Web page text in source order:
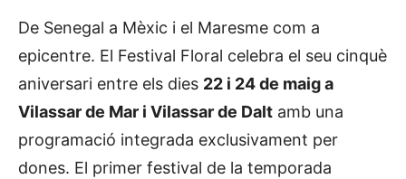
De Senegal a Mèxic i el Maresme com a
epicentre. El Festival Floral celebra el seu cinquè
aniversari entre els dies 22 i 24 de maig a
Vilassar de Mar i Vilassar de Dalt amb una
programació integrada exclusivament per
dones. El primer festival de la temporada